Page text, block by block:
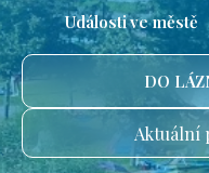
Události ve městě
DO
Aktuální